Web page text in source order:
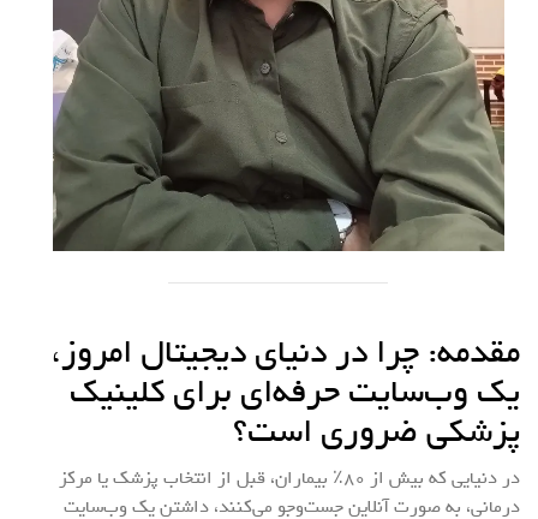
مقدمه: چرا در دنیای دیجیتال امروز،
یک وب‌سایت حرفه‌ای برای کلینیک
پزشکی ضروری است؟
در دنیایی که بیش از ۸۰٪ بیماران، قبل از انتخاب پزشک یا مرکز
درمانی، به صورت آنلاین جست‌وجو می‌کنند، داشتن یک وب‌سایت